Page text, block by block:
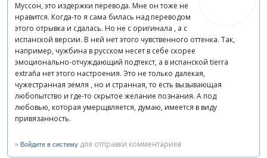
Муссон, это издержки перевода. Мне он тоже не
нравится. Когда-то я сама билась над переводом
этого отрывка и сдалась. Но не с оригинала , а с
испанской версии. В ней нет этого чувственного оттенка. Так,
например, чужбина в русском несет в себе скорее
эмоционально-отчуждающий подтекст, а в испанской tierra
extraña нет этого настроения. Это не только далекая,
чужестранная земля , но и странная, то есть вызывающая
любопытство и где-то скрытое желание познания. А под
любовью, которая умерщвляется, думаю, имеется в виду
привязанность.
» Войдите в систему для отправки комментариев